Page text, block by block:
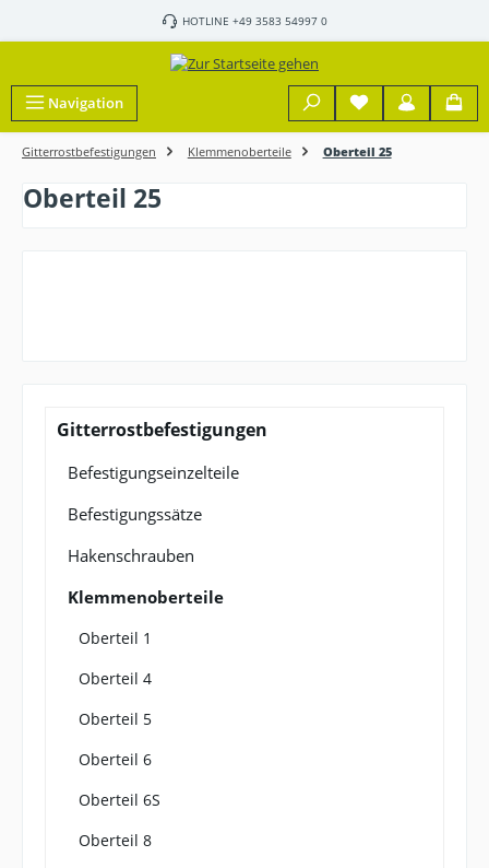
Zum Hauptinhalt springenHOTLINE +49 3583 54997 0
Navigation
Gitterrostbefestigungen Klemmenoberteile Oberteil 25
Oberteil 25
Gitterrostbefestigungen
Befestigungseinzelteile
Befestigungssätze
Hakenschrauben
Klemmenoberteile
Oberteil 1
Oberteil 4
Oberteil 5
Oberteil 6
Oberteil 6S
Oberteil 8